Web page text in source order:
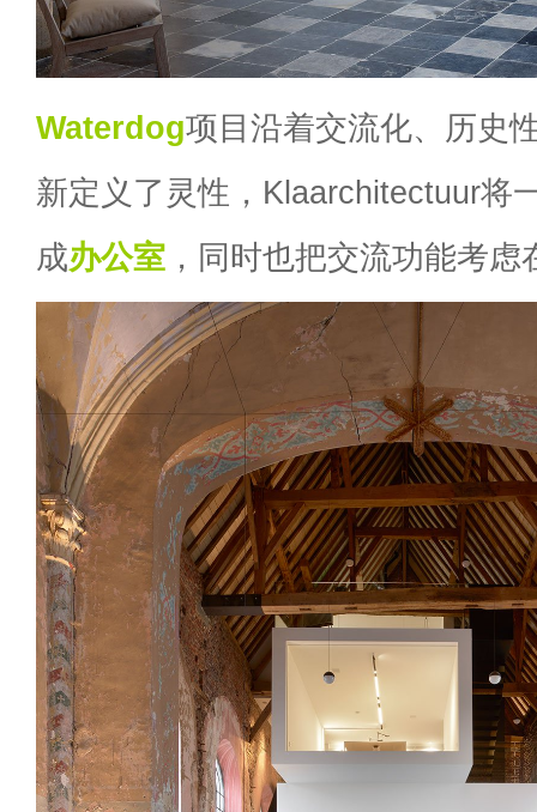
Waterdog项目沿着交流化、历史
新定义了灵性，Klaarchitectuur将
成办公室 ，同时也把交流功能考虑